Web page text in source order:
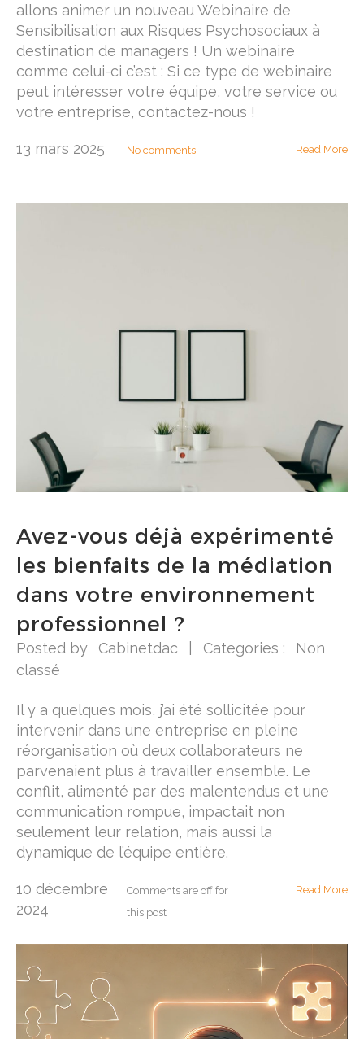
allons animer un nouveau Webinaire de
Sensibilisation aux Risques Psychosociaux à
destination de managers ! Un webinaire
comme celui-ci c’est : Si ce type de webinaire
peut intéresser votre équipe, votre service ou
votre entreprise, contactez-nous !
13 mars 2025 No comments Read More
Avez-vous déjà expérimenté
les bienfaits de la médiation
dans votre environnement
professionnel ?
Posted by Cabinetdac Categories :
Non
classé
Il y a quelques mois, j’ai été sollicitée pour
intervenir dans une entreprise en pleine
réorganisation où deux collaborateurs ne
parvenaient plus à travailler ensemble. Le
conflit, alimenté par des malentendus et une
communication rompue, impactait non
seulement leur relation, mais aussi la
dynamique de l’équipe entière.
10 décembre
2024
Comments are off for
this post
Read More